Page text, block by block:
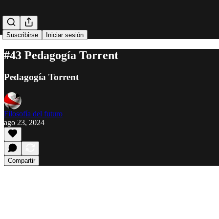
Suscribirse Iniciar sesión
#43 Pedagogía Torrent
Pedagogía Torrent
Filosofía del futuro
ago 23, 2024
Compartir